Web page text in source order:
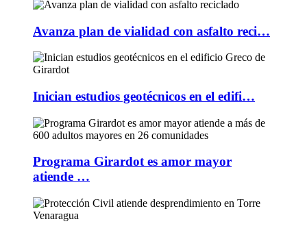
Avanza plan de vialidad con asfalto reci…
Inician estudios geotécnicos en el edifi…
Programa Girardot es amor mayor
atiende …